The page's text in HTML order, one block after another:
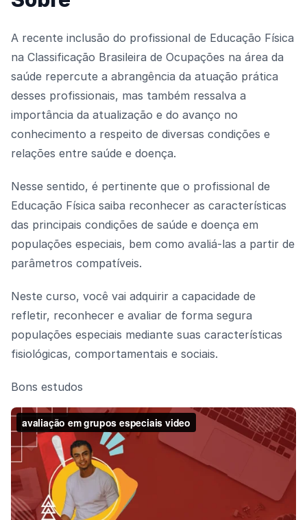
A recente inclusão do profissional de Educação Física
na Classificação Brasileira de Ocupações na área da
saúde repercute a abrangência da atuação prática
desses profissionais, mas também ressalva a
importância da atualização e do avanço no
conhecimento a respeito de diversas condições e
relações entre saúde e doença.
Nesse sentido, é pertinente que o profissional de
Educação Física saiba reconhecer as características
das principais condições de saúde e doença em
populações especiais, bem como avaliá-las a partir de
parâmetros compatíveis.
Neste curso, você vai adquirir a capacidade de
refletir, reconhecer e avaliar de forma segura
populações especiais mediante suas características
fisiológicas, comportamentais e sociais.
Bons estudos